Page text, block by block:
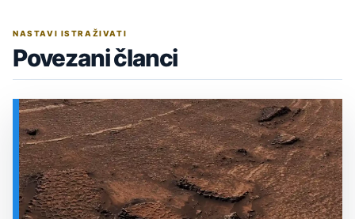
NASTAVI ISTRAŽIVATI
Povezani članci